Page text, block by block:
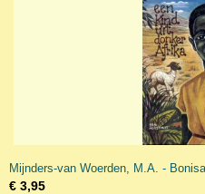
Mijnders-van Woerden, M.A. -
€ 3,95